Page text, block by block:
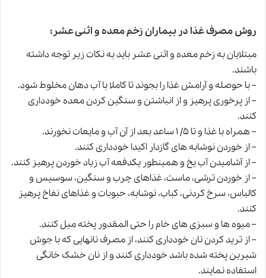
روش مصرف غذا در بیماران زخم معده و اثنی عشر:
مبتلایان به زخم معده و اثنى عشر باید به نکات زیر توجه داشته
باشند.
– با حوصله و آرامش غذا را بجوند تا کاملا با آب دهان مخلوط شود.
– از پرخورى پرهیز و از انباشتن وسنگین کردن معده خوددارى
کنند.
– همراه با غذا و تا ۵/ ۱ ساعد بعد از آن آب و مایعات نخورند.
– از خوردن نوشابه ‏هاى گازدار اکیدا خوددارى کنند.
– از آشامیدن آب یخ و همینطور یکدفعه آب زیاد خوردن پرهیز کنند.
– از خوردن ترشى، ماست، غذاهاى چرب و سنگین، سوسیس و
کالباس، سرخ کردنى، کباب، نوشابه، حبوبات و غذاهاى نفاخ پرهیز
کنند.
– میوه ‏ها و سبزى‏ هاى خام را حتى المقدور پخته میل کنند.
– از ترید کردن نان خوددارى کنند، از مصرف نان‏هایى که با جوش
شیرین پخته شده باشد خوددارى کنند و از نان خشک خانگى
استفاده نمایند.